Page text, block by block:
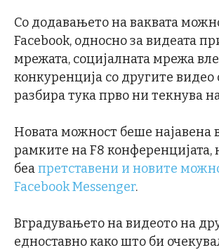
Со додавањето на ваквата
Facebook, односно за видеата
мрежата, социјалната мрежа
конкуренција со другите видео
разбира тука прво ни текнува
Новата можност беше најавена
рамките на F8 конференцијата,
беапретставени и новите
Facebook Messenger.
Вградувањето на видеото на
едноставно како што би